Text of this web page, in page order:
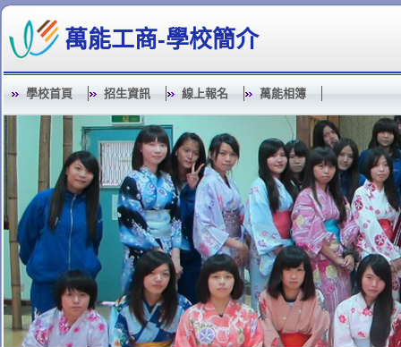
萬能工商-學校簡介
學校首頁 招生資訊 線上報名 萬能相簿